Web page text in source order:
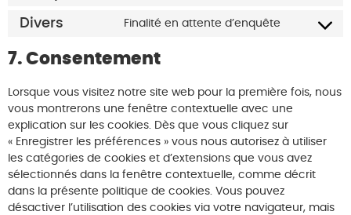
Divers Finalité en attente d’enquête
7. Consentement
Lorsque vous visitez notre site web pour la première fois, nous
vous montrerons une fenêtre contextuelle avec une
explication sur les cookies. Dès que vous cliquez sur
« Enregistrer les préférences » vous nous autorisez à utiliser
les catégories de cookies et d’extensions que vous avez
sélectionnés dans la fenêtre contextuelle, comme décrit
dans la présente politique de cookies. Vous pouvez
désactiver l’utilisation des cookies via votre navigateur, mais